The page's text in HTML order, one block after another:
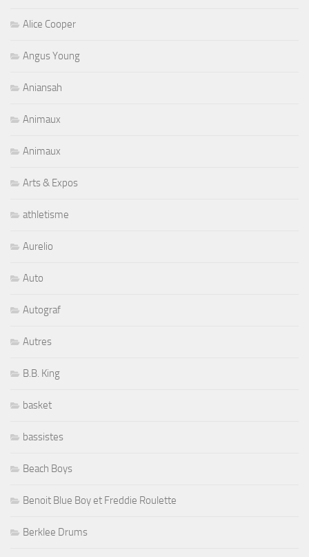
Alice Cooper
Angus Young
Aniansah
Animaux
Animaux
Arts & Expos
athletisme
Aurelio
Auto
Autograf
Autres
B.B. King
basket
bassistes
Beach Boys
Benoit Blue Boy et Freddie Roulette
Berklee Drums